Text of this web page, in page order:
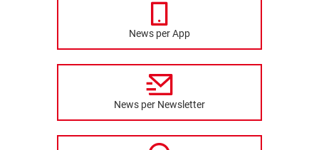
News per App
News per Newsletter